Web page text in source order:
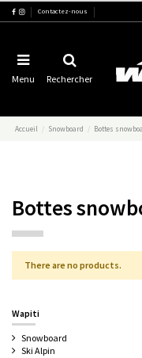
Contactez-nous
Menu Rechercher
Accueil Snowboard Bottes
Bottes
There are no products.
Wapiti
Snowboard
Ski Alpin